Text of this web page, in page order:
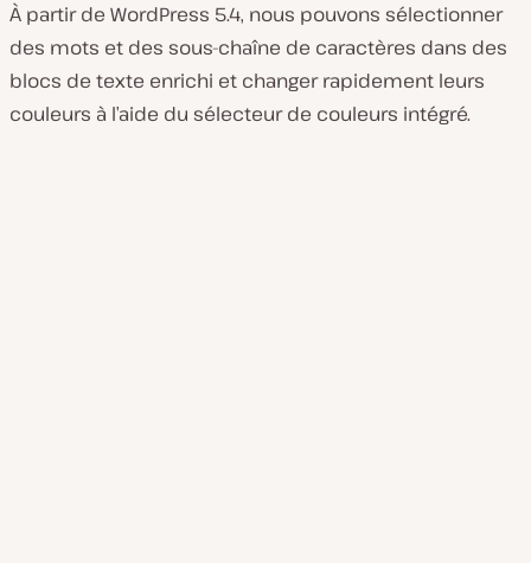
À partir de WordPress 5.4, nous pouvons sélectionner
des mots et des sous-chaîne de caractères dans des
blocs de texte enrichi et changer rapidement leurs
couleurs à l’aide du sélecteur de couleurs intégré.